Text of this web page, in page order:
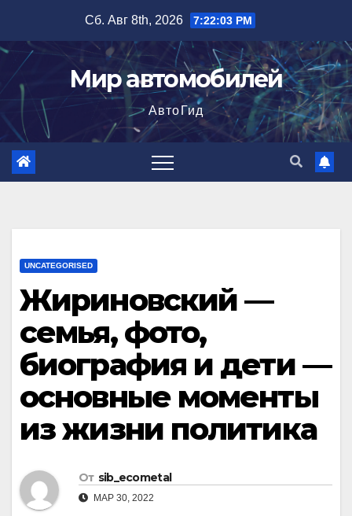
содержимому
Сб. Авг 8th, 2026 7:22:04 PM
Мир автомобилей
АвтоГид
UNCATEGORISED
Жириновский —
семья, фото,
биография и дети —
основные моменты
из жизни политика
От sib_ecometal
МАР 30, 2022